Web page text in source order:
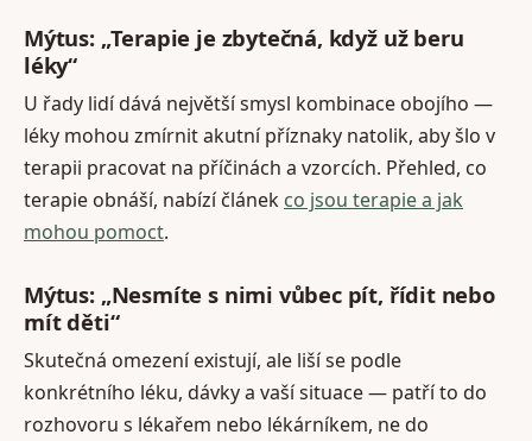
Mýtus: „Terapie je zbytečná, když už beru
léky“
U řady lidí dává největší smysl kombinace obojího —
léky mohou zmírnit akutní příznaky natolik, aby šlo v
terapii pracovat na příčinách a vzorcích. Přehled, co
terapie obnáší, nabízí článek co jsou terapie a jak
mohou pomoct.
Mýtus: „Nesmíte s nimi vůbec pít, řídit nebo
mít děti“
Skutečná omezení existují, ale liší se podle
konkrétního léku, dávky a vaší situace — patří to do
rozhovoru s lékařem nebo lékárníkem, ne do